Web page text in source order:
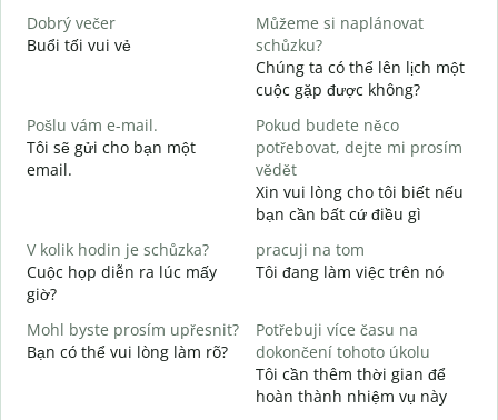
Dobrý večer
Buổi tối vui vẻ
Můžeme si naplánovat
schůzku?
Chúng ta có thể lên lịch một
cuộc gặp được không?
Pošlu vám e-mail.
Tôi sẽ gửi cho bạn một
email.
Pokud budete něco
potřebovat, dejte mi prosím
vědět
Xin vui lòng cho tôi biết nếu
bạn cần bất cứ điều gì
V kolik hodin je schůzka?
Cuộc họp diễn ra lúc mấy
giờ?
pracuji na tom
Tôi đang làm việc trên nó
Mohl byste prosím upřesnit?
Bạn có thể vui lòng làm rõ?
Potřebuji více času na
dokončení tohoto úkolu
Tôi cần thêm thời gian để
hoàn thành nhiệm vụ này